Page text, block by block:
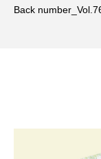
Back